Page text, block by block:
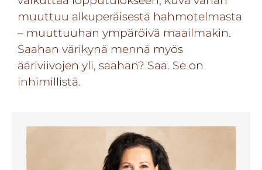
muuttuu alkuperäisestä hahmotelmasta
– muuttuuhan ympäröivä maailmakin.
Saahan värikynä mennä myös
ääriviivojen yli, saahan? Saa. Se on
inhimillistä.